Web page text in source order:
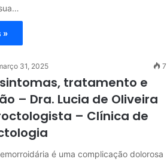
»
31, 2025 7
tratamento e
– Dra. Lucia de Oliveira
– Clínica de
é uma complicação dolorosa